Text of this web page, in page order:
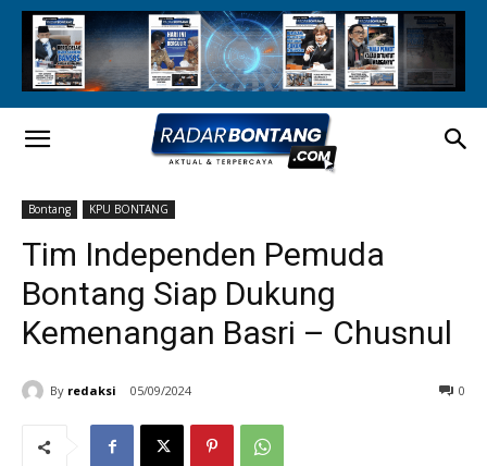
Bontang KPU BONTANG
Tim Independen Pemuda
Bontang Siap Dukung
Kemenangan Basri – Chusnul
By redaksi 05/09/2024 0